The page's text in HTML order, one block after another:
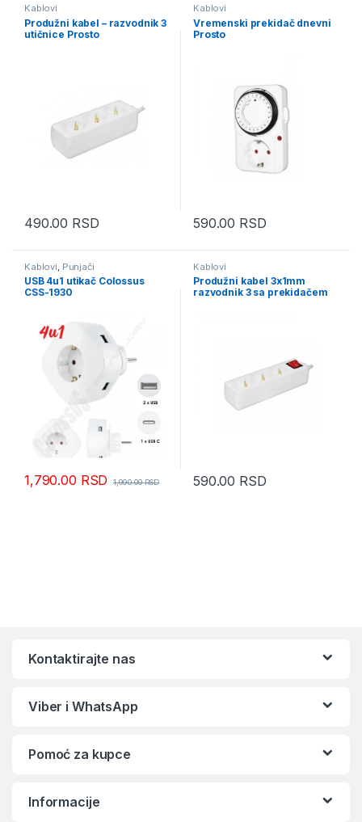
Kablovi
Produžni kabel – razvodnik 3
utičnice Prosto
490.00 RSD
Kablovi
Vremenski prekidač dnevni
Prosto
590.00 RSD
Kablovi Punjači
USB 4u1 utikač Colossus
CSS-1930
1,790.00 RSD 1,990.00RSD
Kablovi
Produžni kabel 3x1mm
razvodnik 3 sa prekidačem
590.00 RSD
Kontaktirajte nas
Viber i WhatsApp
Pomoć za kupce
Informacije